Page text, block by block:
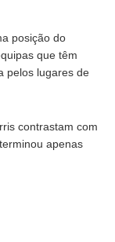
posição do
que têm
pelos lugares de
contrastam com
apenas